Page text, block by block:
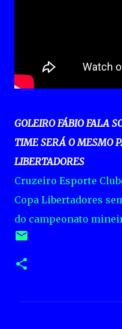
GOLEIRO FÁBIO FALA
TIME SERÁ O MESMO
LIBERTADORES
Cruzeiro Esporte
Copa Libertadores
do campeonato